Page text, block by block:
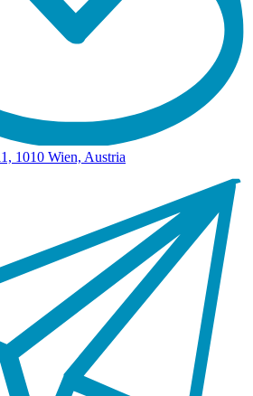
1010 Wien, Austria